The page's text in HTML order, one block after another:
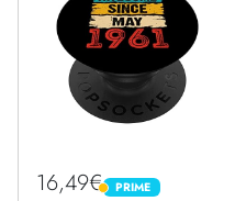
16,49€ PRIME
PRIME